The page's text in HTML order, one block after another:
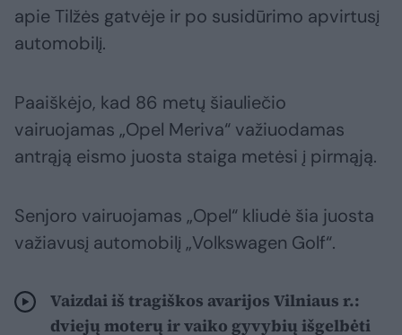
apie Tilžės gatvėje ir po susidūrimo apvirtusį
automobilį.
Paaiškėjo, kad 86 metų šiauliečio
vairuojamas „Opel Meriva“ važiuodamas
antrąją eismo juosta staiga metėsi į pirmąją.
Senjoro vairuojamas „Opel“ kliudė šia juosta
važiavusį automobilį „Volkswagen Golf“.
Vaizdai iš tragiškos avarijos Vilniaus r.:
dviejų moterų ir vaiko gyvybių išgelbėti